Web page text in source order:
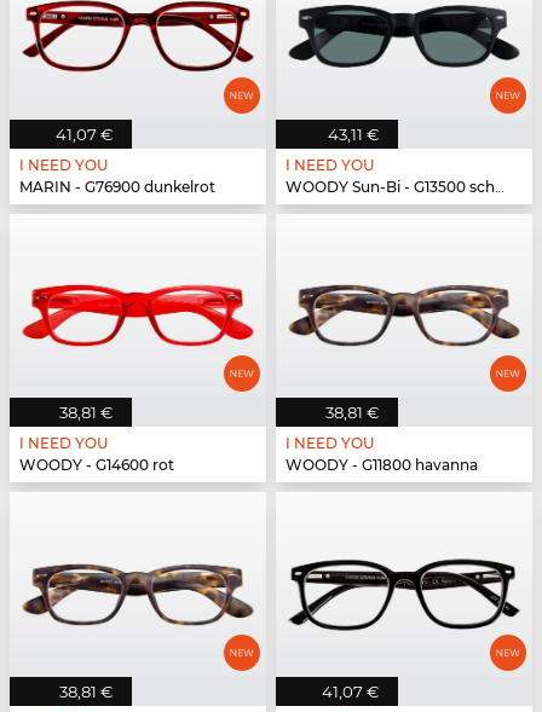
41,07 €
I NEED YOU
MARIN - G76900 dunkelrot
43,11 €
I NEED YOU
WOODY Sun-Bi - G13500 schwarz
38,81 €
I NEED YOU
WOODY - G14600 rot
38,81 €
I NEED YOU
WOODY - G11800 havanna
38,81 € 41,07 €